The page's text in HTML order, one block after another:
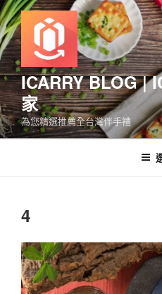
跳
至
主
要
內
容
ICARRY BLOG |
家
為您精選推薦全台灣伴手禮
4